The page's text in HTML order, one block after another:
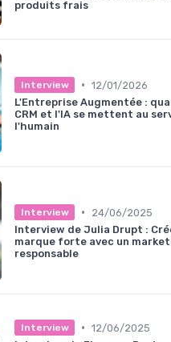
produits frais
Interview • 12/01/2026
L'Entreprise Augmentée :
CRM et l'IA se mettent au
l'humain
Interview •
24/06/2025
Interview de Julia Drupt :
marque forte avec un
responsable
Interview • 12/06/2025